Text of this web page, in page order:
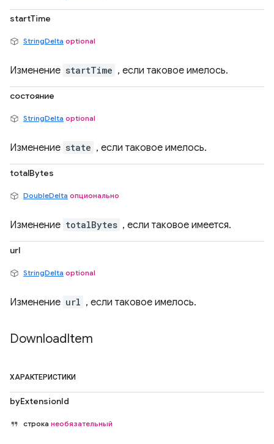
startTime
StringDelta optional
Изменение startTime , если таковое имелось.
состояние
StringDelta optional
Изменение state , если таковое имелось.
totalBytes
DoubleDelta опционально
Изменение totalBytes , если таковое имеется.
url
StringDelta optional
Изменение url , если таковое имелось.
DownloadItem
ХАРАКТЕРИСТИКИ
byExtensionId
строка необязательный